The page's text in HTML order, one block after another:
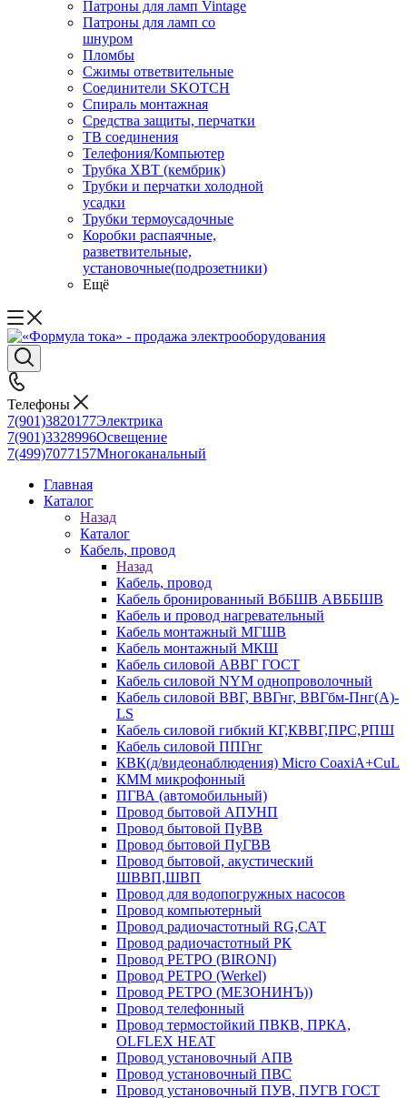
Патроны для ламп Vintage
Патроны для ламп со
шнуром
Пломбы
Сжимы ответвительные
Соединители SKOTCH
Спираль монтажная
Средства защиты, перчатки
ТВ соединения
Телефония/Компьютер
Трубка ХВТ (кембрик)
Трубки и перчатки холодной
усадки
Трубки термоусадочные
Коробки распаячные,
разветвительные,
установочные(подрозетники)
Ещё
Телефоны
7(901)3820177Электрика
7(901)3328996Освещение
7(499)7077157Многоканальный
Главная
Каталог
Назад
Каталог
Кабель, провод
Назад
Кабель, провод
Кабель бронированный ВбБШВ АВББШВ
Кабель и провод нагревательный
Кабель монтажный МГШВ
Кабель монтажный МКШ
Кабель силовой АВВГ ГОСТ
Кабель силовой NYM однопроволочный
Кабель силовой ВВГ, ВВГнг, ВВГбм-Пнг(А)-
LS
Кабель силовой гибкий КГ,КВВГ,ПРС,РПШ
Кабель силовой ППГнг
КВК(д/видеонаблюдения) Micro CoaxiA+CuL
КММ микрофонный
ПГВА (автомобильный)
Провод бытовой АПУНП
Провод бытовой ПуВВ
Провод бытовой ПуГВВ
Провод бытовой, акустический
ШВВП,ШВП
Провод для водопогружных насосов
Провод компьютерный
Провод радиочастотный RG,САТ
Провод радиочастотный РК
Провод РЕТРО (BIRONI)
Провод РЕТРО (Werkel)
Провод РЕТРО (МЕЗОНИНЪ))
Провод телефонный
Провод термостойкий ПВКВ, ПРКА,
OLFLEX HEAT
Провод установочный АПВ
Провод установочный ПВС
Провод установочный ПУВ, ПУГВ ГОСТ